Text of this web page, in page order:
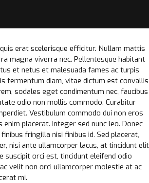
erat scelerisque efficitur. Nullam mattis
magna viverra nec. Pellentesque habitant
et netus et malesuada fames ac turpis
fermentum diam, vitae dictum est convallis
sodales eget condimentum nec, faucibus
odio non mollis commodo. Curabitur
Vestibulum commodo dui non eros
placerat. Integer sed nunc leo. Donec
fringilla nisi finibus id. Sed placerat,
nisi ante ullamcorper lacus, at tincidunt elit
suscipit orci est, tincidunt eleifend odio
velit non orci ullamcorper molestie at ac
mi.